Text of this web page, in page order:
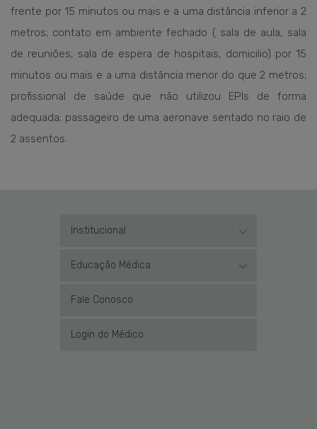
frente por 15 minutos ou mais e a uma distância inferior a 2
metros; contato em ambiente fechado ( sala de aula, sala
de reuniões, sala de espera de hospitais, domicilio) por 15
minutos ou mais e a uma distância menor do que 2 metros;
profissional de saúde que não utilizou EPIs de forma
adequada; passageiro de uma aeronave sentado no raio de
2 assentos.
Institucional
Educação Médica
Fale Conosco
Login do Médico